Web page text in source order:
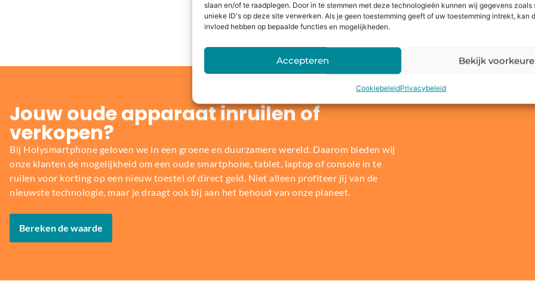
slaan en/of te raadplegen. Door in te stemmen met deze technologieën kunnen wij gegevens zoals
unieke ID's op deze site verwerken. Als je geen toestemming geeft of uw toestemming intrekt, kan
invloed hebben op bepaalde functies en mogelijkheden.
Accepteren Bekijk
CookiebeleidPrivacybeleid
Dit zeggen onze klanten
Jouw oude apparaat inruilen of
verkopen?
Bij Holysmartphone geloven we in een groene en duurzamere wereld. Daarom bieden wij
onze klanten de mogelijkheid om een oude smartphone, tablet, laptop of console in te
ruilen voor korting op een nieuw toestel of direct geld. Niet alleen profiteer jij van de
nieuwste technologie, maar je draagt ook bij aan het behoud van onze planeet.
Bereken de waarde